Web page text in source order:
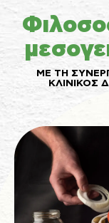
ΜΕ ΤΗ
ΚΛΙΝΙΚΟΣ
Ο
τα
Για
την